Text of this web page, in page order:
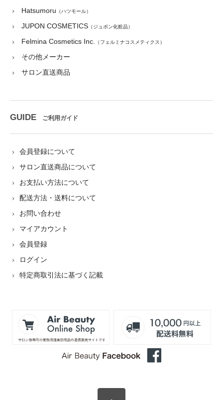
Hatsumoru （ハツモール）
JUPON COSMETICS （ジュポン化粧品）
Felmina Cosmetics Inc. （フェルミナコスメティクス）
その他メーカー
サロン直送商品
GUIDE ご利用ガイド
会員登録について
サロン直送商品について
お支払い方法について
配送方法・送料について
お問い合わせ
マイアカウント
会員登録
ログイン
特定商取引法に基づく記載